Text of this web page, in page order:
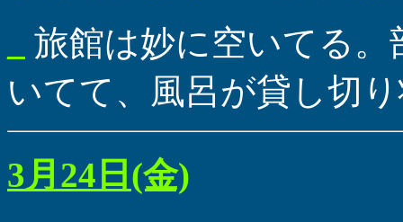
旅館は妙に空いてる
いてて、風呂が貸し切
3月24日(金)